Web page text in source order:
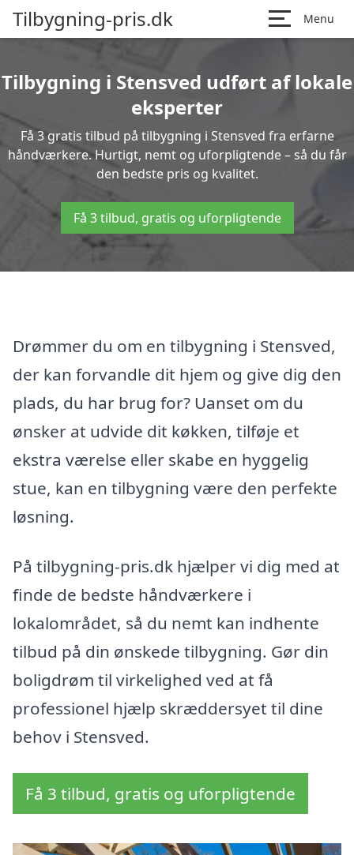
Tilbygning-pris.dk Menu
Tilbygning i Stensved udført af lokale
eksperter
Få 3 gratis tilbud på tilbygning i Stensved fra erfarne
håndværkere. Hurtigt, nemt og uforpligtende – så du får
den bedste pris og kvalitet.
Få 3 tilbud, gratis og uforpligtende
Drømmer du om en tilbygning i Stensved,
der kan forvandle dit hjem og give dig den
plads, du har brug for? Uanset om du
ønsker at udvide dit køkken, tilføje et
ekstra værelse eller skabe en hyggelig
stue, kan en tilbygning være den perfekte
løsning.
På tilbygning-pris.dk hjælper vi dig med at
finde de bedste håndværkere i
lokalområdet, så du nemt kan indhente
tilbud på din ønskede tilbygning. Gør din
boligdrøm til virkelighed ved at få
professionel hjælp skræddersyet til dine
behov i Stensved.
Få 3 tilbud, gratis og uforpligtende